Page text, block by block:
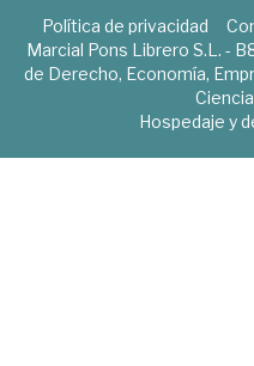
Política de privacidad
Marcial Pons Librero S.L. -
de Derecho, Economía,
Hospedaje y